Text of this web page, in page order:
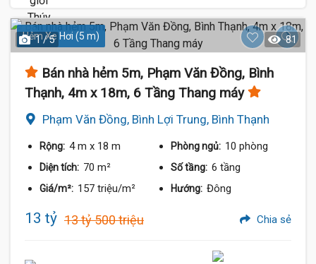
Hẻm Xe Hơi (5 m)
1 / 5 81
Bán nhà hẻm 5m, Phạm Văn Đồng, Bình
Thạnh, 4m x 18m, 6 Tầng Thang máy
Phạm Văn Đồng, Bình Lợi Trung, Bình Thạnh
Rộng: 4 m x 18 m Phòng ngủ: 10 phòng
Diện tích: 70 m² Số tầng: 6 tầng
Giá/m²: 157 triệu/m² Hướng: Đông
13 tỷ 13 tỷ 500 triệu Chia sẻ